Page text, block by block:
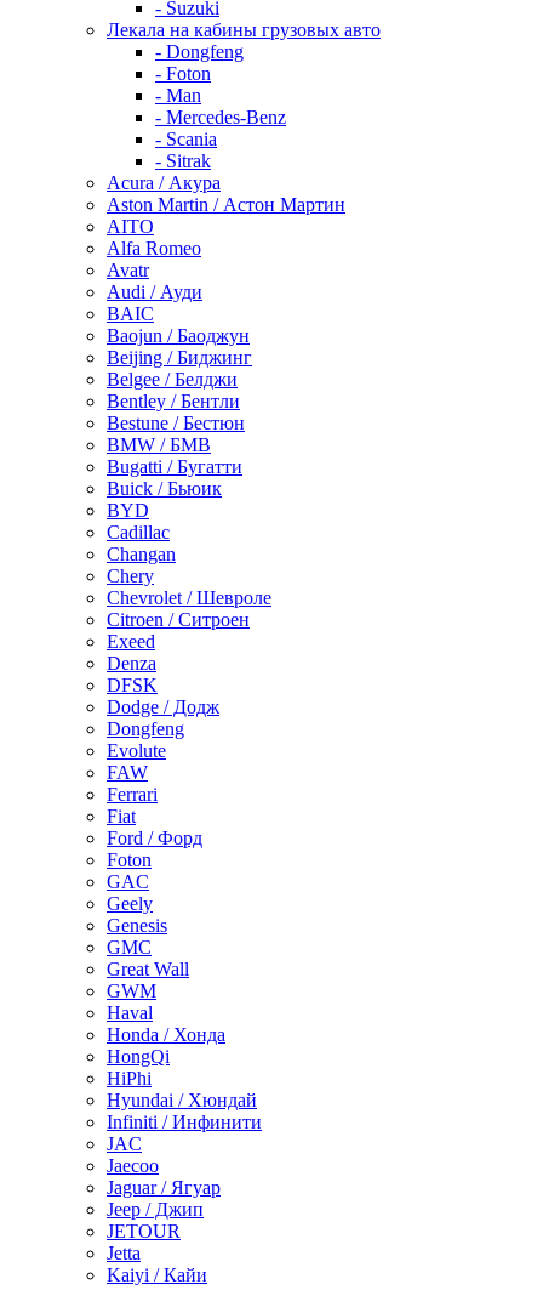
- Suzuki
Лекала на кабины грузовых авто
- Dongfeng
- Foton
- Man
- Mercedes-Benz
- Scania
- Sitrak
Acura / Акура
Aston Martin / Астон Мартин
AITO
Alfa Romeo
Avatr
Audi / Ауди
BAIC
Baojun / Баоджун
Beijing / Биджинг
Belgee / Белджи
Bentley / Бентли
Bestune / Бестюн
BMW / БМВ
Bugatti / Бугатти
Buick / Бьюик
BYD
Cadillac
Changan
Chery
Chevrolet / Шевроле
Citroen / Ситроен
Exeed
Denza
DFSK
Dodge / Додж
Dongfeng
Evolute
FAW
Ferrari
Fiat
Ford / Форд
Foton
GAC
Geely
Genesis
GMC
Great Wall
GWM
Haval
Honda / Хонда
HongQi
HiPhi
Hyundai / Хюндай
Infiniti / Инфинити
JAC
Jaecoo
Jaguar / Ягуар
Jeep / Джип
JETOUR
Jetta
Kaiyi / Кайи